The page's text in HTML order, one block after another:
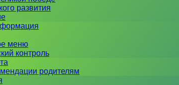
развития
меню
контроль
родителям